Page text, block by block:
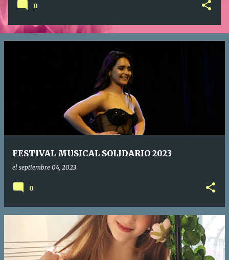
0
FESTIVAL MUSICAL SOLIDARIO 2023
el septiembre 04, 2023
0